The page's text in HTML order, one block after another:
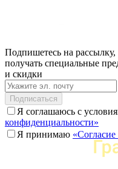
Подпишетесь на
получать специальные
и скидки
Подписаться
Я соглашаюсь с
конфиденциальности»
Я принимаю